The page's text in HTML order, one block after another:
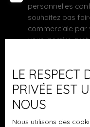
personnelles
souhaitez pas
commerciale par
vous inscrire
Internet
adressé à :
Société Worldline,
BLOIS CEDEX.
LE RESPECT
PRIVÉE EST
NOUS
Nous utilisons des